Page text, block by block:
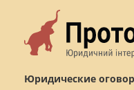
Юридические